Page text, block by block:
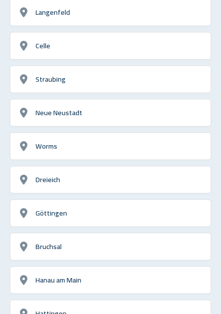
Langenfeld
Celle
Straubing
Neue Neustadt
Worms
Dreieich
Göttingen
Bruchsal
Hanau am Main